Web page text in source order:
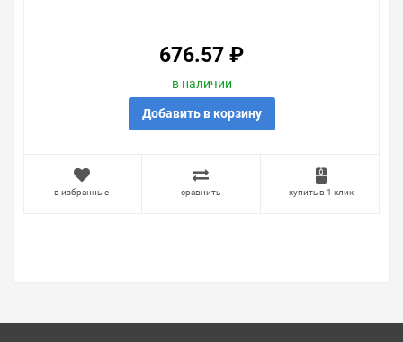
676.57 ₽
в наличии
Добавить в корзину
в избранные сравнить купить в 1 клик